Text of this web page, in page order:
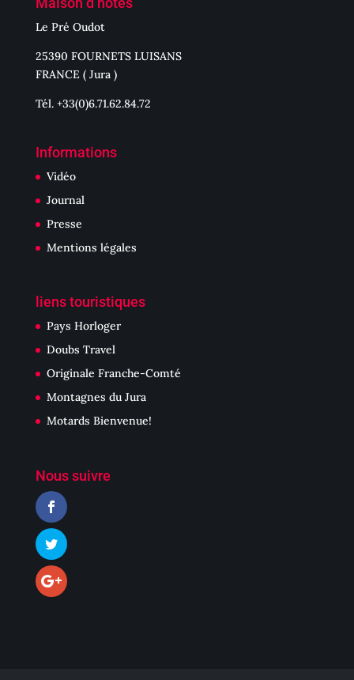
Le Pré Oudot
25390 FOURNETS LUISANS
FRANCE ( Jura )
Tél. +33(0)6.71.62.84.72
Informations
Vidéo
Journal
Presse
Mentions légales
liens touristiques
Pays Horloger
Doubs Travel
Originale Franche-Comté
Montagnes du Jura
Motards Bienvenue!
Nous suivre